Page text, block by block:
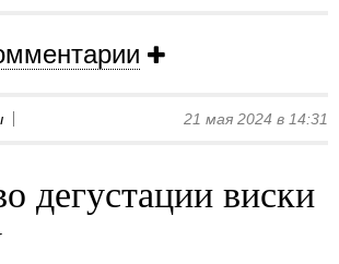
21 мая 2024 в 14:31
дегустации виски